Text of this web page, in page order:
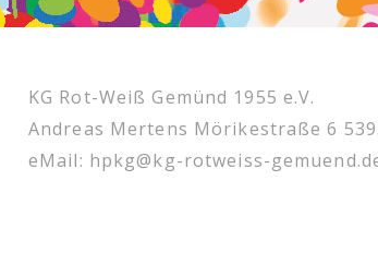
KG Rot-Weiß Gemünd 1955 e.V.
Andreas Mertens Mörikestraße 6
eMail: hpkg@kg-rotweiss-